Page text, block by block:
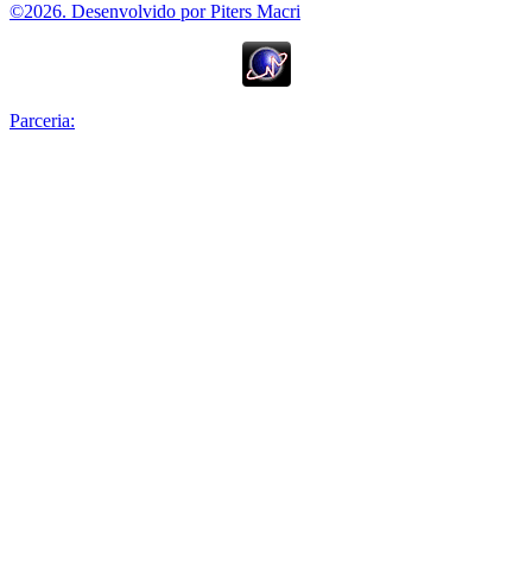
©2026. Desenvolvido por Piters Macri
Parceria: